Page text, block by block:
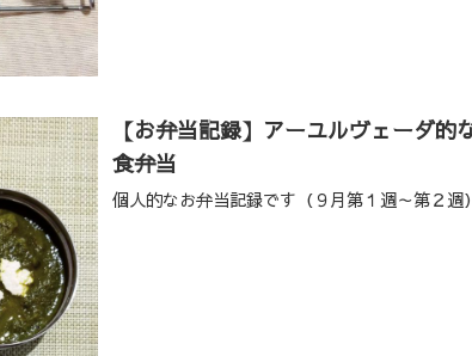
【お弁当記録】アーユルヴェーダ的
食弁当
個人的なお弁当記録です（９月第１週～第２週